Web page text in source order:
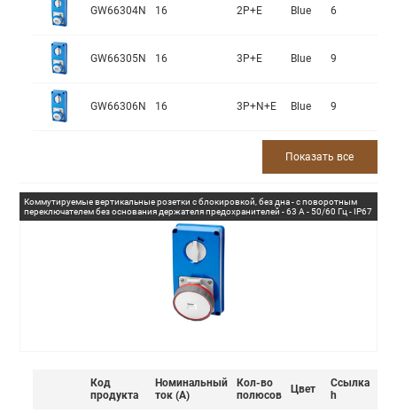
GW66304N 16 2P+E Blue 6
GW66305N 16 3P+E Blue 9
GW66306N 16 3P+N+E Blue 9
Показать все
Коммутируемые вертикальные розетки с блокировкой, без дна - с поворотным
переключателем без основания держателя предохранителей - 63 А - 50/60 Гц - IP67
Код
продукта
Номинальный
ток (А)
Кол-во
полюсов
Цвет
Ссылка
h